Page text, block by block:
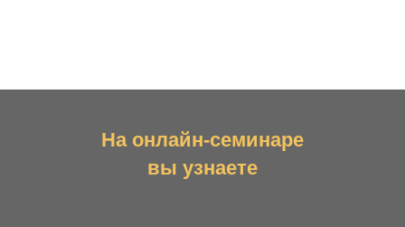
На онлайн-семинаре
вы узнаете